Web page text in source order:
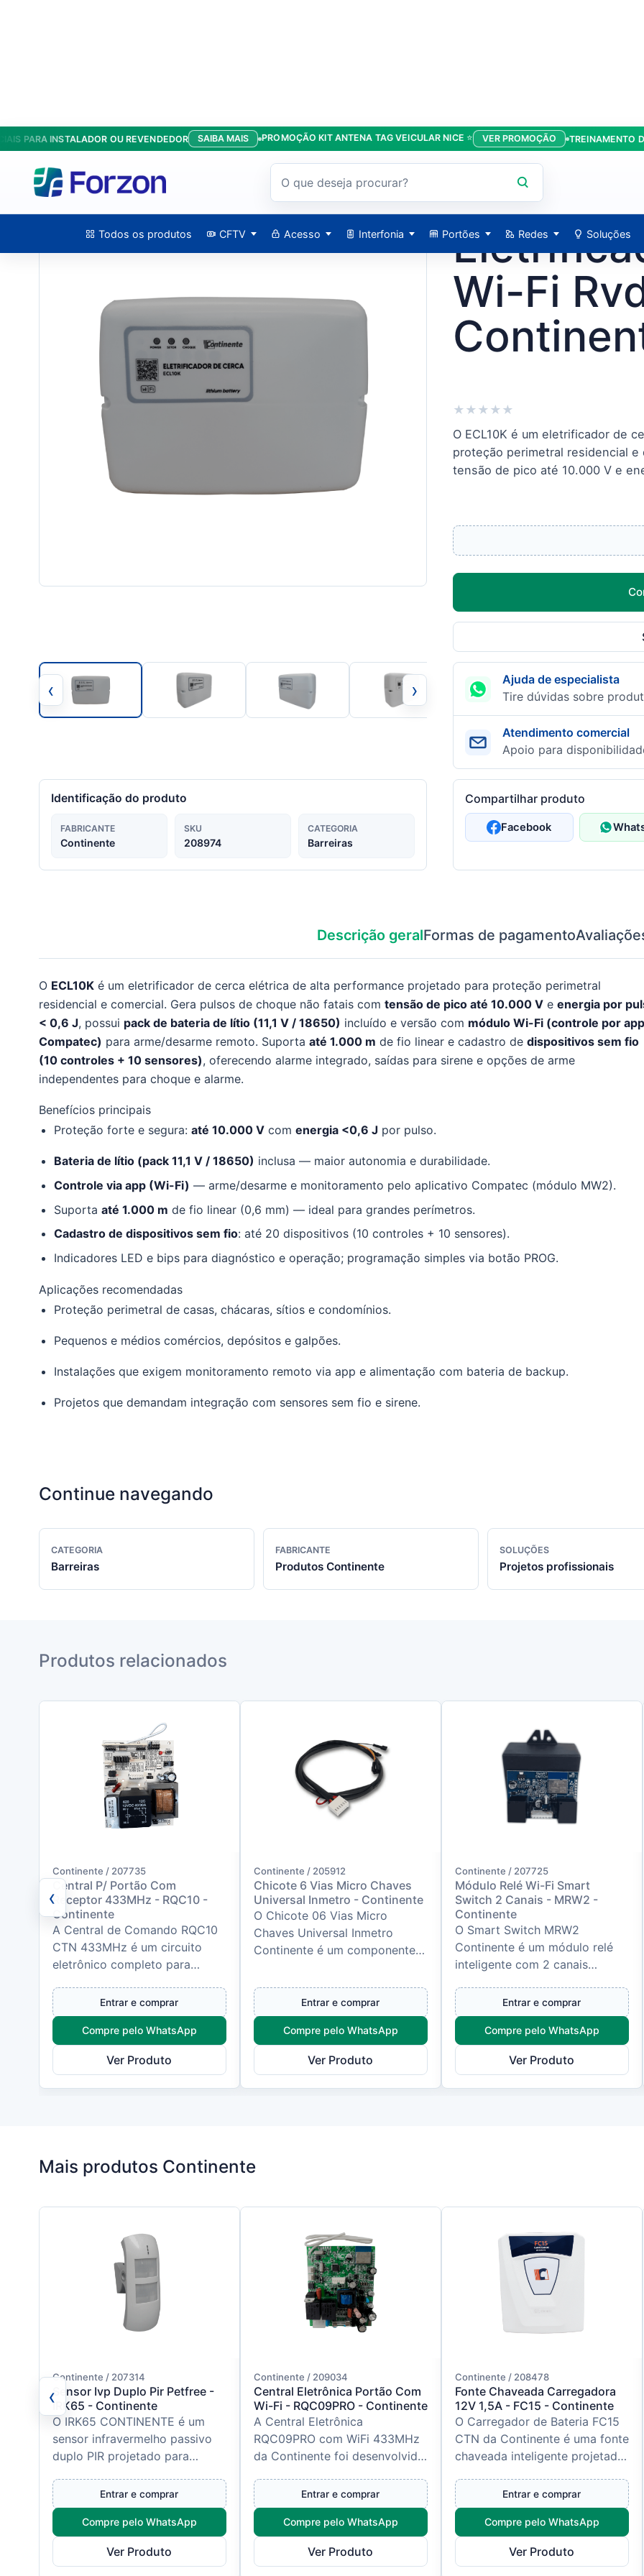
INSTALADOR OU REVENDEDOR SAIBA MAIS PROMOÇÃO KIT ANTENA TAG VEICULAR NICE ⭐ VER PROMOÇÃO TREINAMENTO DA
Todos os produtos CFTV Acesso Interfonia Portões Redes Soluções
Início /Produtos/Barreiras/Eletrificador De Cerca Wi-Fi Rvd ECL10K - Continente
Wi-Fi
★ ★ ★ ★ ★
O ECL10K é um eletrificador de
proteção perimetral residencial
tensão de pico até 10.000 V e
‹ ›
Ajuda de especialista
Tire dúvidas sobre
Atendimento comercial
Apoio para
Identificação do produto
FABRICANTE
Continente
SKU
208974
CATEGORIA
Barreiras
Compartilhar produto
Facebook
Descrição geralFormas de pagamento
O ECL10Ké um eletrificador de cerca elétrica de alta performance projetado para proteção perimetral
residencial e comercial. Gera pulsos de choque não fatais com tensão de pico até 10.000 Ve energia por
< 0,6 J, possui pack de bateria de lítio (11,1 V / 18650) incluído e versão com módulo Wi-Fi (controle por app
Compatec) para arme/desarme remoto. Suporta até 1.000 m de fio linear e cadastro de dispositivos sem fio
(10 controles + 10 sensores), oferecendo alarme integrado, saídas para sirene e opções de arme
independentes para choque e alarme.
Benefícios principais
Proteção forte e segura:até 10.000 V comenergia <0,6 J por pulso.
Bateria de lítio (pack 11,1 V / 18650) inclusa — maior autonomia e durabilidade.
Controle via app (Wi-Fi) — arme/desarme e monitoramento pelo aplicativo Compatec (módulo MW2).
Suportaaté 1.000 m de fio linear (0,6 mm) — ideal para grandes perímetros.
Cadastro de dispositivos sem fio: até 20 dispositivos (10 controles + 10 sensores).
Indicadores LED e bips para diagnóstico e operação; programação simples via botão PROG.
Aplicações recomendadas
Proteção perimetral de casas, chácaras, sítios e condomínios.
Pequenos e médios comércios, depósitos e galpões.
Instalações que exigem monitoramento remoto via app e alimentação com bateria de backup.
Projetos que demandam integração com sensores sem fio e sirene.
Continue navegando
CATEGORIA
Barreiras
FABRICANTE
Produtos Continente
SOLUÇÕES
Projetos profissionais
Produtos relacionados
‹
Continente / 207735
Central P/ Portão Com
Receptor 433MHz - RQC10 -
Continente
A Central de Comando RQC10
CTN 433MHz é um circuito
eletrônico completo para
portões industriais, residenciais
e comer...
Entrar e comprar
Compre pelo WhatsApp
Ver Produto
Continente / 205912
Chicote 6 Vias Micro Chaves
Universal Inmetro - Continente
O Chicote 06 Vias Micro
Chaves Universal Inmetro
Continente é um componente
para realizar a interligação
entre...
Entrar e comprar
Compre pelo WhatsApp
Ver Produto
Continente / 207725
Módulo Relé Wi-Fi Smart
Switch 2 Canais - MRW2 -
Continente
O Smart Switch MRW2
Continente é um módulo relé
inteligente com 2 canais
para automação residencial e
comercial. C...
Entrar e comprar
Compre pelo WhatsApp
Ver Produto
Mais produtos Continente
‹
Continente / 207314
Sensor Ivp Duplo Pir Petfree -
IRK65 - Continente
O IRK65 CONTINENTE é um
sensor infravermelho passivo
duplo PIR projetado para
oferecendo detecção precisa e
co...
Entrar e comprar
Compre pelo WhatsApp
Ver Produto
Continente / 209034
Central Eletrônica Portão Com
Wi-Fi - RQC09PRO - Continente
A Central Eletrônica
RQC09PRO com WiFi 433MHz
da Continente foi desenvolvida
portões basculantes e
deslizantes, oferec...
Entrar e comprar
Compre pelo WhatsApp
Ver Produto
Continente / 208478
Fonte Chaveada Carregadora
12V 1,5A - FC15 - Continente
O Carregador de Bateria FC15
CTN da Continente é uma fonte
chaveada inteligente projetada
baterias de 12V com corren...
Entrar e comprar
Compre pelo WhatsApp
Ver Produto